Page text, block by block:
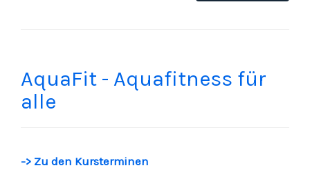
AquaFit - Aquafitness für
alle
-> Zu den Kursterminen